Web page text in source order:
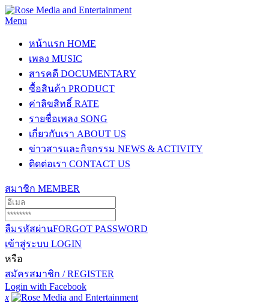
Menu
หน้าแรก HOME
เพลง MUSIC
สารคดี DOCUMENTARY
ซื้อสินค้า PRODUCT
ค่าลิขสิทธิ์ RATE
รายชื่อเพลง SONG
เกี่ยวกับเรา ABOUT US
ข่าวสารและกิจกรรม NEWS & ACTIVITY
ติดต่อเรา CONTACT US
สมาชิก MEMBER
ลืมรหัสผ่านFORGOT PASSWORD
เข้าสู่ระบบ LOGIN
หรือ
สมัครสมาชิก / REGISTER
Login with Facebook
x